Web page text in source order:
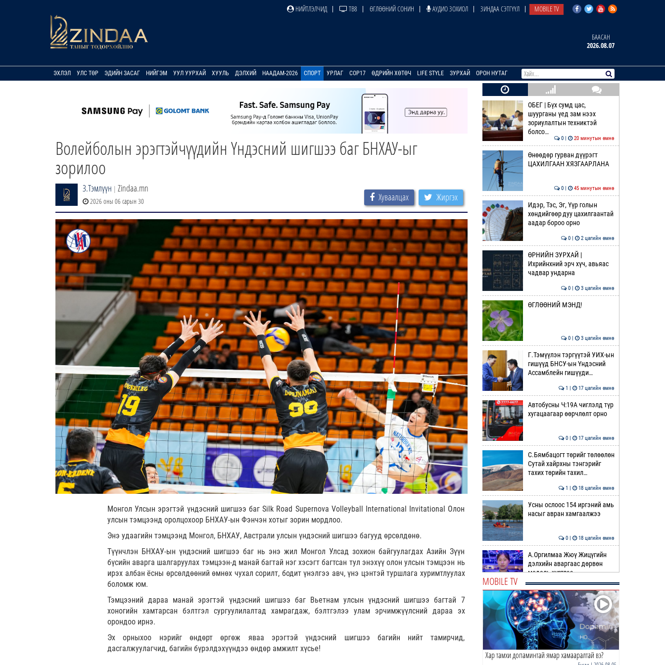
НИЙТЛЭЛЧИД ТВ8 ӨГЛӨӨНИЙ СОНИН АУДИО ЗОХИОЛ ЗИНДАА СЭТГҮҮЛ MOBILE TV
БААСАН
2026.08.07
ЭХЛЭЛ УЛС ТӨР ЭДИЙН ЗАСАГ НИЙГЭМ УУЛ УУРХАЙ ХУУЛЬ ДЭЛХИЙ НААДАМ-2026 СПОРТ УРЛАГ COP17 ӨДРИЙН ХӨТӨЧ LIFE STYLE ЗУРХАЙ ОРОН НУТАГ
Волейболын эрэгтэйчүүдийн Үндэсний шигшээ баг БНХАУ-ыг
зорилоо
З.Тэмлүүн | Zindaa.mn
2026 оны 06 сарын 30 Хуваалцах Жиргэх
Монгол Улсын эрэгтэй үндэсний шигшээ баг Silk Road Supernova Volleyball International Invitational Олон
улсын тэмцээнд оролцохоор БНХАУ-ын Фэнчэн хотыг зорин мордлоо.
Энэ удаагийн тэмцээнд Монгол, БНХАУ, Австрали улсын үндэсний шигшээ багууд өрсөлдөнө.
Түүнчлэн БНХАУ-ын үндэсний шигшээ баг нь энэ жил Монгол Улсад зохион байгуулагдах Азийн Зүүн
бүсийн аварга шалгаруулах тэмцээн-д манай багтай нэг хэсэгт багтсан тул энэхүү олон улсын тэмцээн нь
ирэх албан ёсны өрсөлдөөний өмнөх чухал сорилт, бодит үнэлгээ авч, үнэ цэнтэй туршлага хуримтлуулах
боломж юм.
Тэмцээний дараа манай эрэгтэй үндэсний шигшээ баг Вьетнам улсын үндэсний шигшээ багтай 7
хоногийн хамтарсан бэлтгэл сургуулилалтад хамрагдаж, бэлтгэлээ улам эрчимжүүлсний дараа эх
орондоо ирнэ.
Эх орныхоо нэрийг өндөрт өргөж яваа эрэгтэй үндэсний шигшээ багийн нийт тамирчид,
дасгалжуулагчид, багийн бүрэлдэхүүндээ өндөр амжилт хүсье!
ОБЕГ | Бүх сумд цас,
шуурганы үед зам нээх
зориулалтын техниктэй
болсо…
0 | 20 минутын өмнө
Өнөөдөр гурван дүүрэгт
ЦАХИЛГААН ХЯЗГААРЛАНА
0 | 45 минутын өмнө
Идэр, Тэс, Эг, Үүр голын
хөндийгөөр дуу цахилгаантай
аадар бороо орно
0 | 2 цагийн өмнө
ӨРНИЙН ЗУРХАЙ |
Ихрийнхний эрч хүч, авьяас
чадвар ундарна
0 | 3 цагийн өмнө
ӨГЛӨӨНИЙ МЭНД!
0 | 3 цагийн өмнө
Г.Тэмүүлэн тэргүүтэй УИХ-ын
гишүүд БНСУ-ын Үндэсний
Ассамблейн гишүүди…
1 | 17 цагийн өмнө
Автобусны Ч:19А чиглэлд түр
хугацаагаар өөрчлөлт орно
0 | 17 цагийн өмнө
С.Бямбацогт төрийг төлөөлөн
Сутай хайрхны тэнгэрийг
тахих төрийн тахил…
1 | 18 цагийн өмнө
Усны ослоос 154 иргэний амь
насыг авран хамгаалжээ
0 | 18 цагийн өмнө
А.Оргилмаа Жюү Жицүгийн
дэлхийн аваргаас дөрвөн
медаль хүртлээ
“Хотын дарга сонсож байна”
150150 тусгай дугаарыг
наймдугаар сарын 14-…
0 | 18 цагийн өмнө
НИТХ | Иргэдийн өргөдөл,
MOBILE TV
Хар тамхи допаминтай ямар хамааралтай вэ?